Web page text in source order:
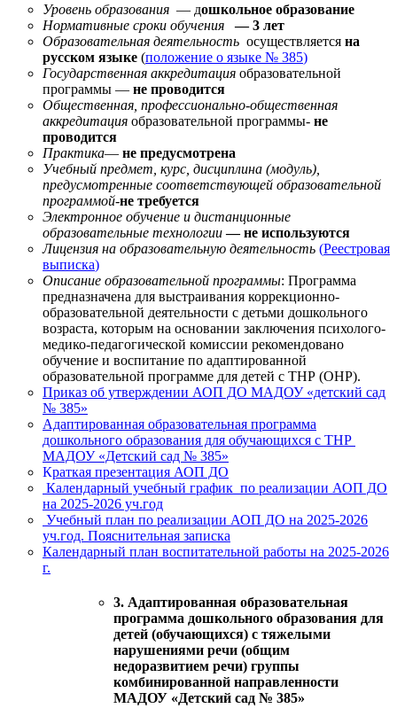
Уровень образования — дошкольное образование
Нормативные сроки обучения
— 3 лет
Образовательная деятельность осуществляется на
русском языке (положение о языке № 385)
Государственная аккредитация образовательной
программы — не проводится
Общественная, профессионально-общественная
аккредитация образовательной программы- не
проводится
Практика— не предусмотрена
Учебный предмет, курс, дисциплина (модуль),
предусмотренные соответствующей образовательной
программой-не требуется
Электронное обучение и дистанционные
образовательные технологии— не используются
Лицензия на образовательную деятельность (Реестровая
выписка)
Описание образовательной программы: Программа
предназначена для выстраивания коррекционно-
образовательной деятельности с детьми дошкольного
возраста, которым на основании заключения психолого-
медико-педагогической комиссии рекомендовано
обучение и воспитание по адаптированной
образовательной программе для детей с ТНР (ОНР).
Приказ об утверждении АОП ДО МАДОУ «детский сад
№ 385»
Адаптированная образовательная программа
дошкольного образования для обучающихся с ТНР
МАДОУ «Детский сад № 385»
Краткая презентация АОП ДО
Календарный учебный график по реализации АОП ДО
на 2025-2026 уч.год
Учебный план по реализации АОП ДО на 2025-2026
уч.год. Пояснительная записка
Календарный план воспитательной работы на 2025-2026
г.
3. Адаптированная образовательная
программа дошкольного образования для
детей (обучающихся) с тяжелыми
нарушениями речи (общим
недоразвитием речи) группы
комбинированной направленности
МАДОУ «Детский сад № 385»